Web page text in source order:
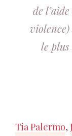
de
violence)
le plus
Tia Palermo,